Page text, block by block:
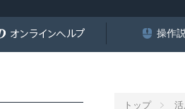
操作
トップ